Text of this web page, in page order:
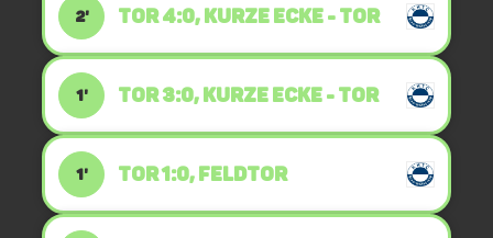
2' TOR 4:0, KURZE ECKE - TOR
1' TOR 3:0, KURZE ECKE - TOR
1' TOR 1:0, FELDTOR